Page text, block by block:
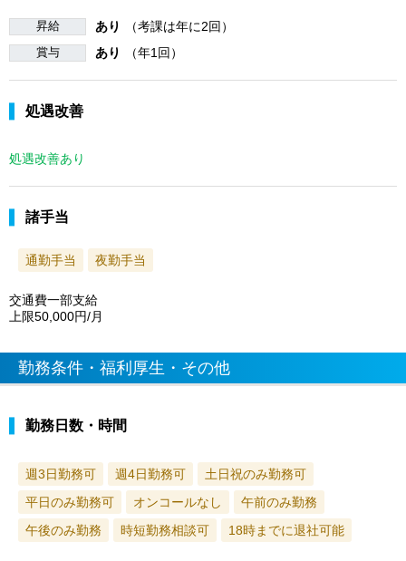
昇給 あり （考課は年に2回）
賞与 あり （年1回）
処遇改善
処遇改善あり
諸手当
通勤手当 夜勤手当
交通費一部支給
上限50,000円/月
勤務条件・福利厚生・その他
勤務日数・時間
週3日勤務可 週4日勤務可
土日祝のみ勤務可
平日のみ勤務可
オンコールなし
午前のみ勤務
午後のみ勤務
時短勤務相談可 18時までに退社可能